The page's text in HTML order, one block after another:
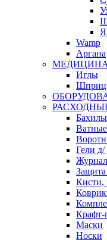
Wamp
Аргана
МЕДИЦИНА
Иглы
Бахилы
Гели д/
Защита
Кисти,
Крафт-
Маски
Носки